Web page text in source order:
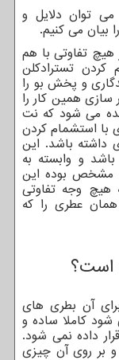
توان دلایل و
بیان می کنیم.
هیچ تفاوتی با هم
کردن تسترادکلن
و پخش بو را
سازی همین کار را
می شود که نت
با استشمام کردن
داشته باشد. این
و وابسته به
مشخص بوده این
هیچ وجه تفاوتی
همان عطری را که
است؟
آن بطری های
کاملا ساده و
داده نمی شود.
و بر روی آن چیزی